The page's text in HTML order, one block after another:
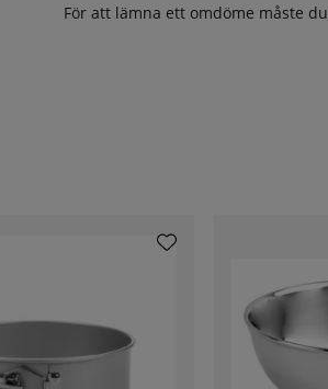
För att lämna ett omdöme måste du